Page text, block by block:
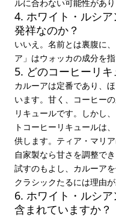
ルに合わない可能性があり
4. ホワイト・ルシ
発祥なのか？
いいえ。名前とは裏腹に
ア」はウォッカの成分を指
5. どのコーヒーリ
カルーアは定番であり、
います。甘く、コーヒー
リキュールです。しかし
トコーヒーリキュールは
供します。ティア・マリ
自家製なら甘さを調整で
試すのもよし、カルーア
クラシックたるには理由が
6. ホワイト・ルシ
含まれていますか？